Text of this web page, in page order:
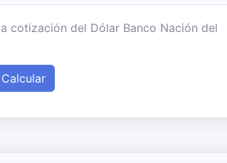
cotización del Dólar Banco Nación del
Calcular